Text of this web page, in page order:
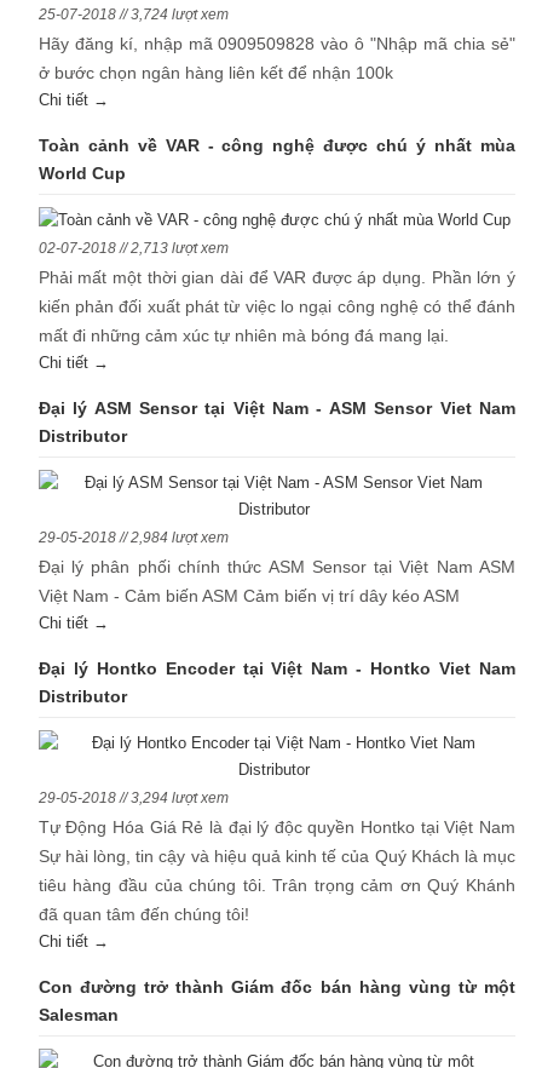
25-07-2018 // 3,724 lượt xem
Hãy đăng kí, nhập mã 0909509828 vào ô "Nhập mã chia sẻ"
ở bước chọn ngân hàng liên kết để nhận 100k
Chi tiết →
Toàn cảnh về VAR - công nghệ được chú ý nhất mùa
World Cup
02-07-2018 // 2,713 lượt xem
Phải mất một thời gian dài để VAR được áp dụng. Phần lớn ý
kiến phản đối xuất phát từ việc lo ngại công nghệ có thể đánh
mất đi những cảm xúc tự nhiên mà bóng đá mang lại.
Chi tiết →
Đại lý ASM Sensor tại Việt Nam - ASM Sensor Viet Nam
Distributor
29-05-2018 // 2,984 lượt xem
Đại lý phân phối chính thức ASM Sensor tại Việt Nam ASM
Việt Nam - Cảm biến ASM Cảm biến vị trí dây kéo ASM
Chi tiết →
Đại lý Hontko Encoder tại Việt Nam - Hontko Viet Nam
Distributor
29-05-2018 // 3,294 lượt xem
Tự Động Hóa Giá Rẻ là đại lý độc quyền Hontko tại Việt Nam
Sự hài lòng, tin cậy và hiệu quả kinh tế của Quý Khách là mục
tiêu hàng đầu của chúng tôi. Trân trọng cảm ơn Quý Khánh
đã quan tâm đến chúng tôi!
Chi tiết →
Con đường trở thành Giám đốc bán hàng vùng từ một
Salesman